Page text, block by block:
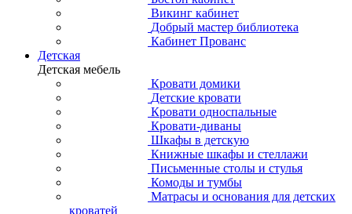
Викинг кабинет
Добрый мастер библиотека
Кабинет Прованс
Детская
Детская мебель
Кровати домики
Детские кровати
Кровати односпальные
Кровати-диваны
Шкафы в детскую
Книжные шкафы и стеллажи
Письменные столы и стулья
Комоды и тумбы
Матрасы и основания для детских
кроватей